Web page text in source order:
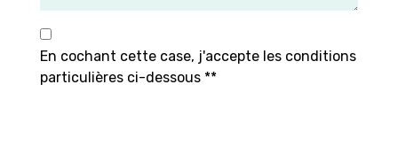
En cochant cette case, j'accepte les conditions
particulières ci-dessous **